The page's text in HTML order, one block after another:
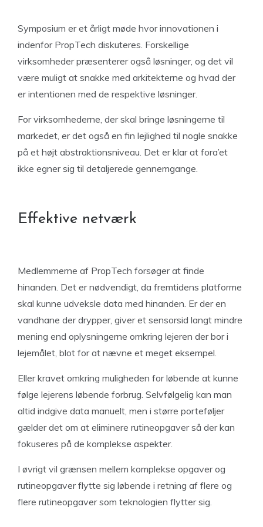
Symposium er et årligt møde hvor innovationen i
indenfor PropTech diskuteres. Forskellige
virksomheder præsenterer også løsninger, og det vil
være muligt at snakke med arkitekterne og hvad der
er intentionen med de respektive løsninger.
For virksomhederne, der skal bringe løsningerne til
markedet, er det også en fin lejlighed til nogle snakke
på et højt abstraktionsniveau. Det er klar at fora’et
ikke egner sig til detaljerede gennemgange.
Effektive netværk
Medlemmerne af PropTech forsøger at finde
hinanden. Det er nødvendigt, da fremtidens platforme
skal kunne udveksle data med hinanden. Er der en
vandhane der drypper, giver et sensorsid langt mindre
mening end oplysningerne omkring lejeren der bor i
lejemålet, blot for at nævne et meget eksempel.
Eller kravet omkring muligheden for løbende at kunne
følge lejerens løbende forbrug. Selvfølgelig kan man
altid indgive data manuelt, men i større porteføljer
gælder det om at eliminere rutineopgaver så der kan
fokuseres på de komplekse aspekter.
I øvrigt vil grænsen mellem komplekse opgaver og
rutineopgaver flytte sig løbende i retning af flere og
flere rutineopgaver som teknologien flytter sig.